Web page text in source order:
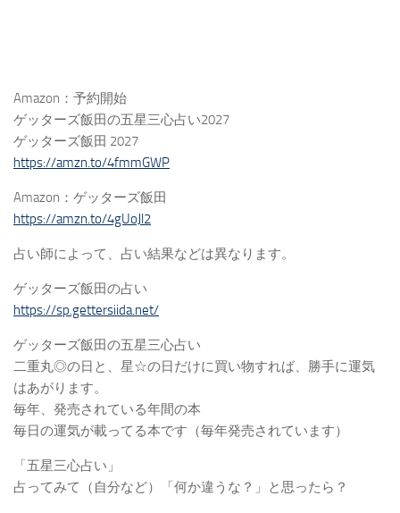
Amazon：予約開始
ゲッターズ飯田の五星三心占い2027
ゲッターズ飯田 2027
https://amzn.to/4fmmGWP
Amazon：ゲッターズ飯田
https://amzn.to/4gUoJl2
占い師によって、占い結果などは異なります。
ゲッターズ飯田の占い
https://sp.gettersiida.net/
ゲッターズ飯田の五星三心占い
二重丸◎の日と、星☆の日だけに買い物すれば、勝手に運気
はあがります。
毎年、発売されている年間の本
毎日の運気が載ってる本です（毎年発売されています）
「五星三心占い」
占ってみて（自分など）「何か違うな？」と思ったら？